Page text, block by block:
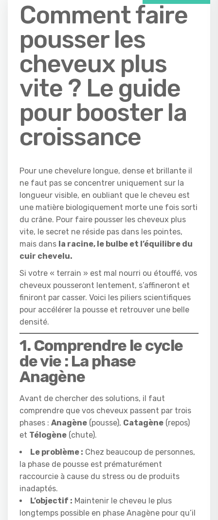
Comment faire
pousser les
cheveux plus
vite ? Le guide
pour booster la
croissance
Pour une chevelure longue, dense et brillante il
ne faut pas se concentrer uniquement sur la
longueur visible, en oubliant que le cheveu est
une matière biologiquement morte une fois sorti
du crâne. Pour faire pousser les cheveux plus
vite, le secret ne réside pas dans les pointes,
mais dans la racine, le bulbe et l’équilibre du
cuir chevelu.
Si votre « terrain » est mal nourri ou étouffé, vos
cheveux pousseront lentement, s’affineront et
finiront par casser. Voici les piliers scientifiques
pour accélérer la pousse et retrouver une belle
densité.
1. Comprendre le cycle
de vie : La phase
Anagène
Avant de chercher des solutions, il faut
comprendre que vos cheveux passent par trois
phases : Anagène (pousse), Catagène (repos)
et Télogène (chute).
Le problème : Chez beaucoup de personnes,
la phase de pousse est prématurément
raccourcie à cause du stress ou de produits
inadaptés.
L’objectif : Maintenir le cheveu le plus
longtemps possible en phase Anagène pour qu’il